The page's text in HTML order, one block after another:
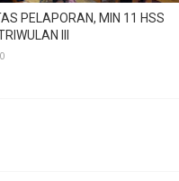
PELAPORAN, MIN 11 HSS
III
0